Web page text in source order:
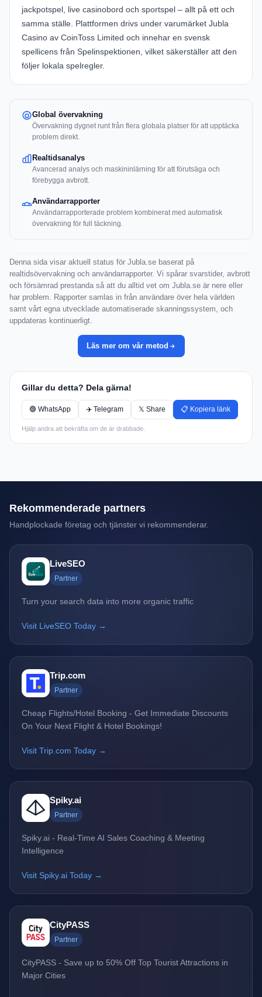
jackpotspel, live casinobord och sportspel – allt på ett och
samma ställe. Plattformen drivs under varumärket Jubla
Casino av CoinToss Limited och innehar en svensk
spellicens från Spelinspektionen, vilket säkerställer att den
följer lokala spelregler.
Global övervakning
Övervakning dygnet runt från flera globala platser för att upptäcka
problem direkt.
Realtidsanalys
Avancerad analys och maskininlärning för att förutsäga och
förebygga avbrott.
Användarrapporter
Användarrapporterade problem kombinerat med automatisk
övervakning för full täckning.
Denna sida visar aktuell status för Jubla.se baserat på
realtidsövervakning och användarrapporter. Vi spårar svarstider, avbrott
och försämrad prestanda så att du alltid vet om Jubla.se är nere eller
har problem. Rapporter samlas in från användare över hela världen
samt vårt egna utvecklade automatiserade skanningssystem, och
uppdateras kontinuerligt.
Läs mer om vår metod
Gillar du detta? Dela gärna!
🟢 WhatsApp ✈️ Telegram 𝕏 Share 📋 Kopiera länk
Hjälp andra att bekräfta om de är drabbade.
Rekommenderade partners
Handplockade företag och tjänster vi rekommenderar.
LiveSEO
Partner
Turn your search data into more organic traffic
Visit LiveSEO Today →
Trip.com
Partner
Cheap Flights/Hotel Booking - Get Immediate Discounts
On Your Next Flight & Hotel Bookings!
Visit Trip.com Today →
Spiky.ai
Partner
Spiky.ai - Real-Time AI Sales Coaching & Meeting
Intelligence
Visit Spiky.ai Today →
CityPASS
Partner
CityPASS - Save up to 50% Off Top Tourist Attractions in
Major Cities